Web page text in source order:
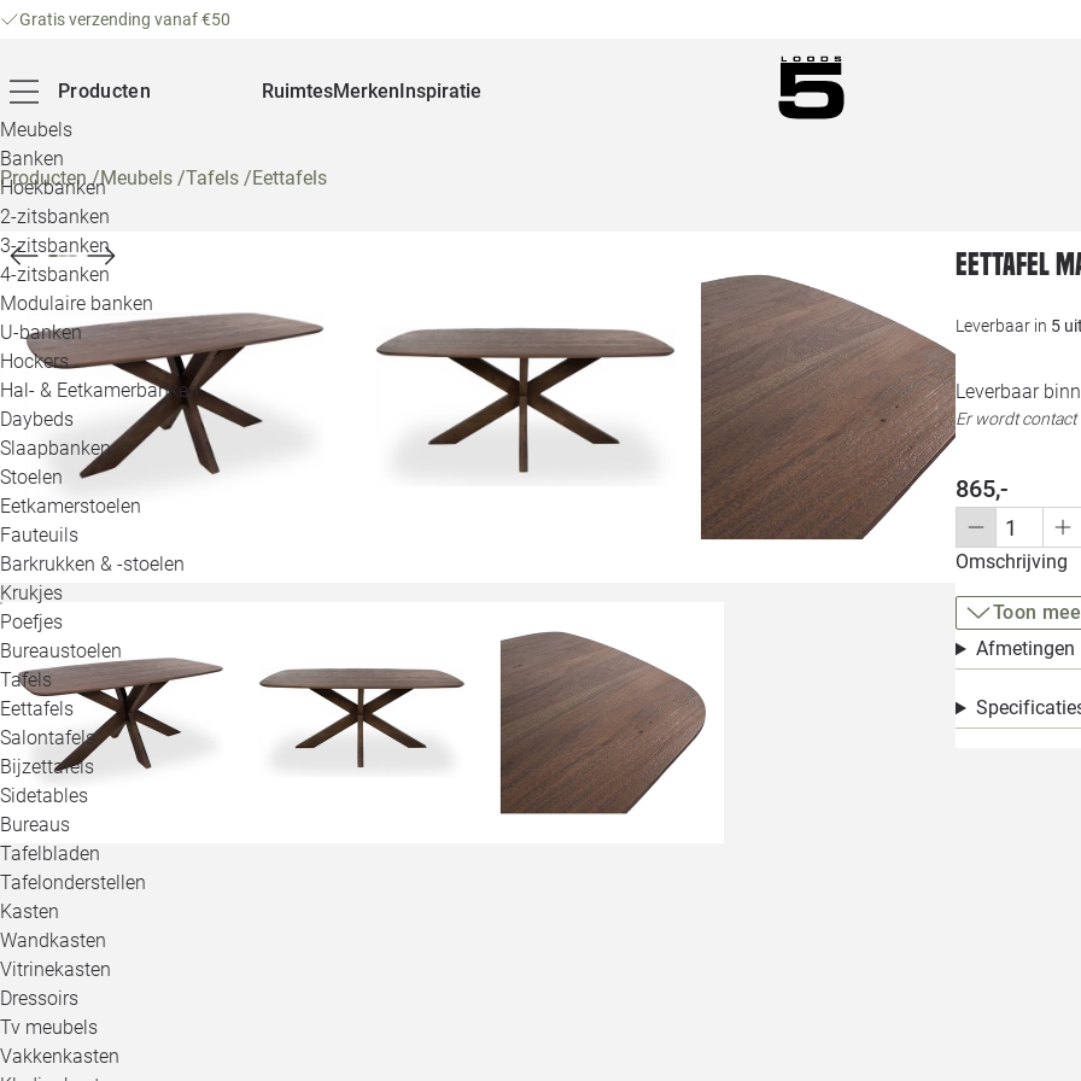
Gratis verzending vanaf €50
Producten
Meubels
Banken
Hoekbanken
2-zitsbanken
3-zitsbanken
4-zitsbanken
Modulaire banken
U-banken
Hockers
Hal- & Eetkamerbanken
Daybeds
Slaapbanken
Stoelen
Eetkamerstoelen
Fauteuils
Barkrukken & -stoelen
Krukjes
Poefjes
Bureaustoelen
Tafels
Eettafels
Salontafels
Bijzettafels
Sidetables
Bureaus
Tafelbladen
Tafelonderstellen
Kasten
Wandkasten
Vitrinekasten
Dressoirs
Tv meubels
Vakkenkasten
RuimtesMerkenInspiratie
Producten/Meubels /Tafels /Eettafels
Eettafel
Leverbaar in 5
Leverbaar
Er wordt
865,-
Omschrijving
Toon
Afmetingen